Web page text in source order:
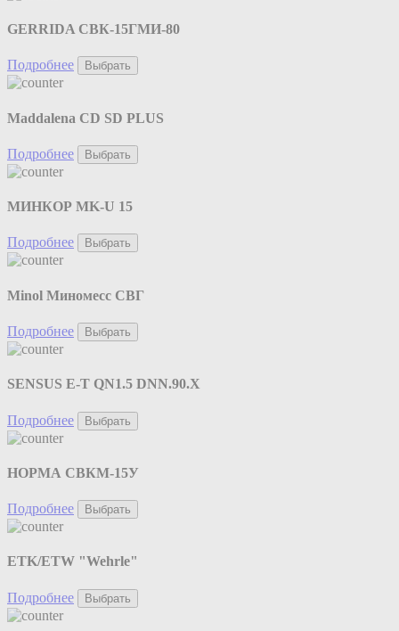
GERRIDA СВК-15ГМИ-80
Подробнее Выбрать
Maddalena CD SD PLUS
Подробнее Выбрать
МИНКОР MK-U 15
Подробнее Выбрать
Minol Миномесс СВГ
Подробнее Выбрать
SENSUS E-T QN1.5 DNN.90.X
Подробнее Выбрать
НОРМА СВКМ-15У
Подробнее Выбрать
ETK/ETW "Wehrle"
Подробнее Выбрать